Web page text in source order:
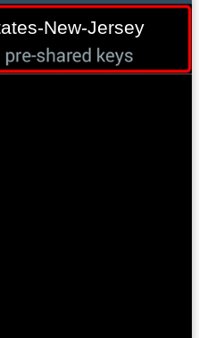
New-Jersey